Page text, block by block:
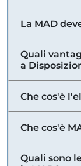
La MAD
Quali
a
Che cos'è
Che cos'è
Quali sono